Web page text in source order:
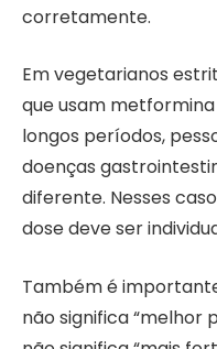
corretamente.
Em vegetarianos
que usam
longos períodos,
doenças
diferente. Nesses
dose deve ser
Também é
não significa “melhor